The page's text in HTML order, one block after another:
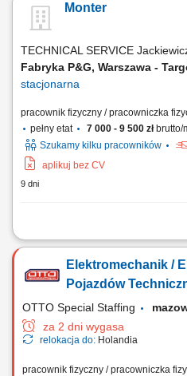
zgodnie z dokumentacją. Montaż
transportowych i pneumatycznych.
Monter
TECHNICAL SERVICE
Fabryka P&G, Warszawa -
stacjonarna
pracownik fizyczny / pracowniczka
pełny etat
7 000 - 9 500 złbrutto/
Szukamy kilku pracowników
aplikuj bez CV
9 dni
Lokalizacja: Fabryka P&G, Warszawa
zaawansowanych maszyn
zgodnie z rysunkiem technicznym i
Elektromechanik /
Pojazdów
OTTO Special Staffing
za 2 dni wygasa
relokacja do: Holandia
pracownik fizyczny / pracowniczka